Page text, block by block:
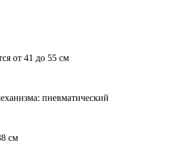
от 41 до 55 см
пневматический
см